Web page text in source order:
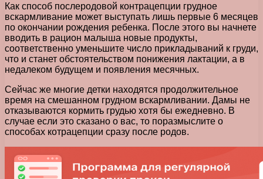
Как способ послеродовой контрацепции грудное
вскармливание может выступать лишь первые 6 месяцев
по окончании рождения ребенка. После этого вы начнете
вводить в рацион малыша новые продукты,
соответственно уменьшите число прикладываний к груди,
что и станет обстоятельством понижения лактации, а в
недалеком будущем и появления месячных.
Сейчас же многие детки находятся продолжительное
время на смешанном грудном вскармливании. Дамы не
отказываются кормить грудью хотя бы ежедневно. В
случае если это сказано о вас, то поразмыслите о
способах котрацепции сразу после родов.